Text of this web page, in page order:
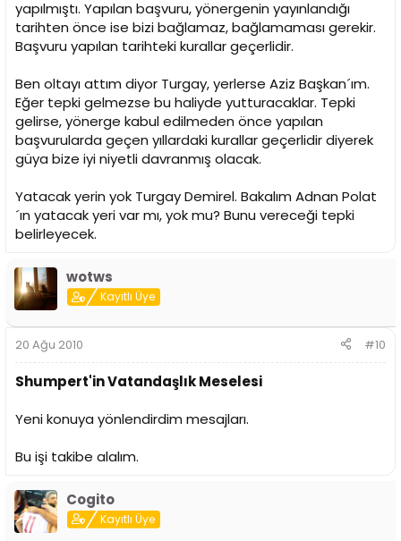
yapılmıştı. Yapılan başvuru, yönergenin yayınlandığı
tarihten önce ise bizi bağlamaz, bağlamaması gerekir.
Başvuru yapılan tarihteki kurallar geçerlidir.
Ben oltayı attım diyor Turgay, yerlerse Aziz Başkan´ım.
Eğer tepki gelmezse bu haliyde yutturacaklar. Tepki
gelirse, yönerge kabul edilmeden önce yapılan
başvurularda geçen yıllardaki kurallar geçerlidir diyerek
güya bize iyi niyetli davranmış olacak.
Yatacak yerin yok Turgay Demirel. Bakalım Adnan Polat
´ın yatacak yeri var mı, yok mu? Bunu vereceği tepki
belirleyecek.
wotws
Kayıtlı Üye
20 Ağu 2010 #10
Shumpert'in Vatandaşlık Meselesi
Yeni konuya yönlendirdim mesajları.
Bu işi takibe alalım.
Cogito
Kayıtlı Üye